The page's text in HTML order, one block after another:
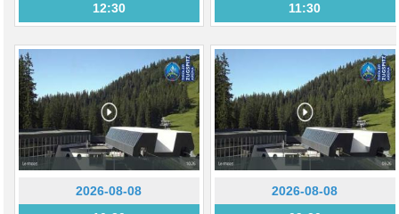
12:30
11:30
2026-08-08
2026-08-08